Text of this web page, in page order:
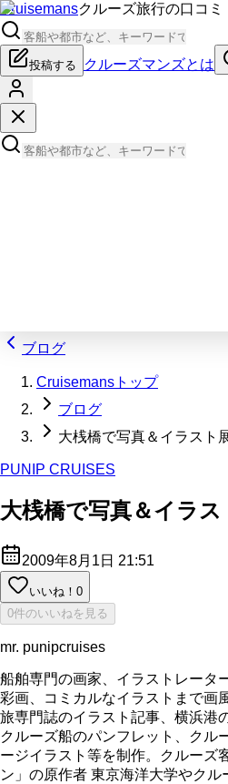
Cruisemansクルーズ旅行の口コミ
投稿する クルーズマンズとは
ブログ
Cruisemansトップ
ブログ
大桟橋で写真＆イラスト
PUNIP CRUISES
大桟橋で写真＆イラス
2009年8月1日 21:51
いいね！ 0
0件のいいねを見る
mr. punipcruises
船舶専門の画家、イラストレータ
彩画、コミカルなイラストまで画
旅専門誌のイラスト記事、横浜港
クルーズ船のパンフレット、クル
ージイラスト等を制作。クルーズ
ン」の原作者 東京海洋大学やク